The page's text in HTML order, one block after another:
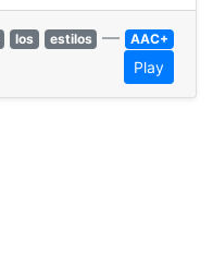
los estilos — AAC+
Play